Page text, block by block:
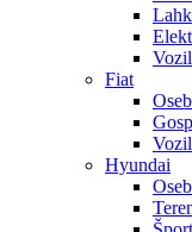
Fiat
Hyundai